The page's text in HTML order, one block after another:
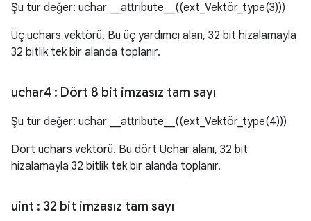
Şu tür değer: uchar __attribute__((ext_Vektör_type(3)))
Üç uchars vektörü. Bu üç yardımcı alan, 32 bit hizalamayla
32 bitlik tek bir alanda toplanır.
uchar4 : Dört 8 bit imzasız tam sayı
Şu tür değer: uchar __attribute__((ext_Vektör_type(4)))
Dört uchars vektörü. Bu dört Uchar alanı, 32 bit
hizalamayla 32 bitlik tek bir alanda toplanır.
uint : 32 bit imzasız tam sayı